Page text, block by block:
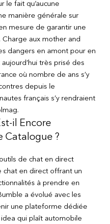
le fait qu’aucune
manière générale sur
mesure de garantir une
aux mother and
dangers en amont pour en
très prisé des
où nombre de ans s’y
depuis le
français s’y rendraient
il Encore
Catalogue ?
de chat en direct
chat en direct offrant un
à prendre en
a évolué avec les
une plateforme dédiée
qui plaît automobile